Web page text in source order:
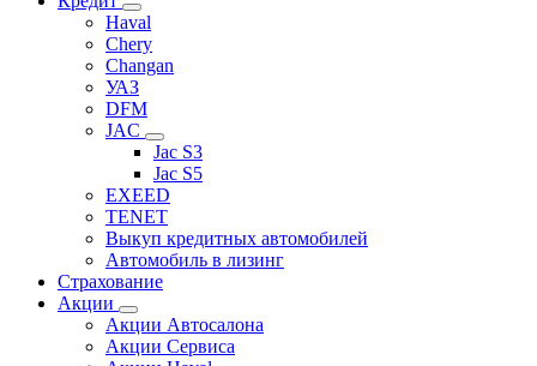
Haval
Chery
Changan
УАЗ
DFM
JAC
Jac S3
Jac S5
EXEED
TENET
Выкуп кредитных автомобилей
Автомобиль в лизинг
Страхование
Акции
Акции Автосалона
Акции Сервиса